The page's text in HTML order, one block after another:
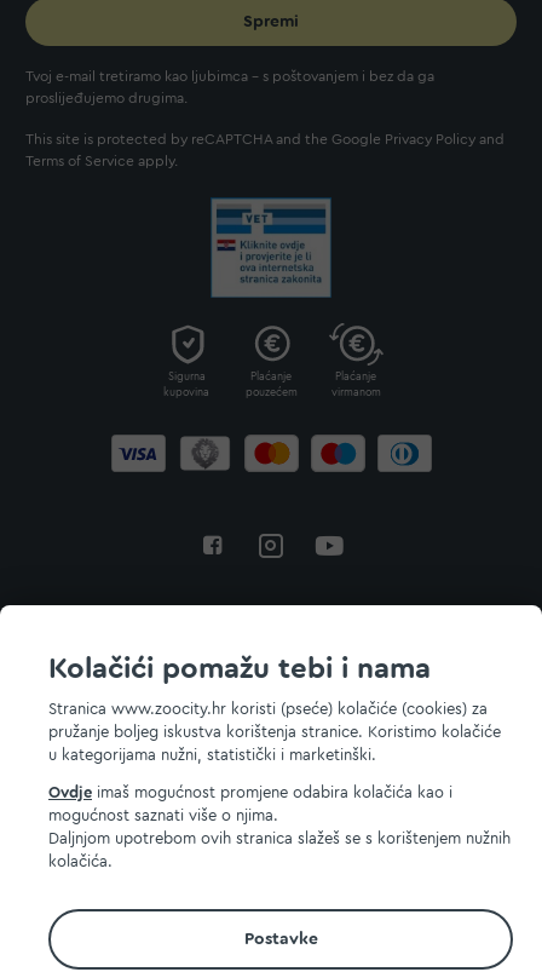
Kolačići pomažu tebi i nama
Stranica www.zoocity.hr koristi (pseće) kolačiće (cookies) za
pružanje boljeg iskustva korištenja stranice. Koristimo kolačiće
u kategorijama nužni, statistički i marketinški.
Ovdje imaš mogućnost promjene odabira kolačića kao i
mogućnost saznati više o njima.
Daljnjom upotrebom ovih stranica slažeš se s korištenjem nužnih
kolačića.
Postavke
Spremi
Tvoj e-mail tretiramo kao ljubimca - s poštovanjem i bez da ga
proslijeđujemo drugima.
This site is protected by reCAPTCHA and the Google Privacy Policy and
Terms of Service apply.
Sigurna
kupovina
Plaćanje
pouzećem
Plaćanje
virmanom
© 2026 ZOOCITY. Sva prava zadržana.